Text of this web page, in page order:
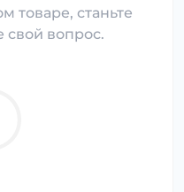
товаре, станьте
свой вопрос.